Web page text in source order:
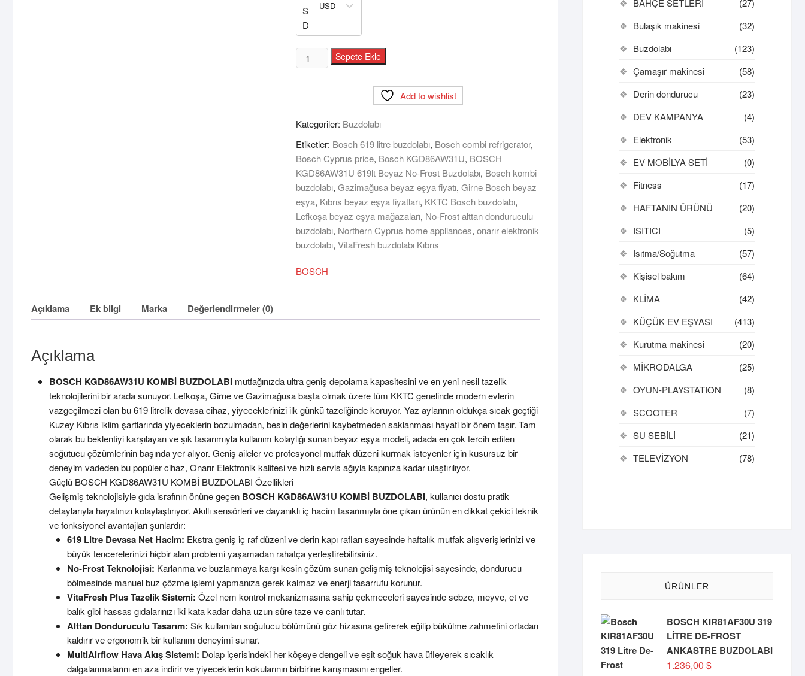
USD
BOSCH
KGD86AW31U
FROST
KOMBİ
BUZDOLABI
adet
Sepete Ekle
Add to wishlist
Kategoriler: Buzdolabı
Etiketler: Bosch 619 litre buzdolabı, Bosch combi refrigerator,
Bosch Cyprus price, Bosch KGD86AW31U, BOSCH
KGD86AW31U 619lt Beyaz No-Frost Buzdolabı, Bosch kombi
buzdolabı, Gazimağusa beyaz eşya fiyatı, Girne Bosch beyaz
eşya, Kıbrıs beyaz eşya fiyatları, KKTC Bosch buzdolabı,
Lefkoşa beyaz eşya mağazaları, No-Frost alttan donduruculu
buzdolabı, Northern Cyprus home appliances, onarır elektronik
buzdolabı, VitaFresh buzdolabı Kıbrıs
BOSCH
Açıklama Ek bilgi Marka Değerlendirmeler (0)
Açıklama
BOSCH KGD86AW31U KOMBİ BUZDOLABI mutfağınızda ultra geniş depolama kapasitesini ve en yeni nesil tazelik
teknolojilerini bir arada sunuyor. Lefkoşa, Girne ve Gazimağusa başta olmak üzere tüm KKTC genelinde modern evlerin
vazgeçilmezi olan bu 619 litrelik devasa cihaz, yiyeceklerinizi ilk günkü tazeliğinde koruyor. Yaz aylarının oldukça sıcak geçtiği
Kuzey Kıbrıs iklim şartlarında yiyeceklerin bozulmadan, besin değerlerini kaybetmeden saklanması hayati bir önem taşır. Tam
olarak bu beklentiyi karşılayan ve şık tasarımıyla kullanım kolaylığı sunan beyaz eşya modeli, adada en çok tercih edilen
soğutucu çözümlerinin başında yer alıyor. Geniş aileler ve profesyonel mutfak düzeni kurmak isteyenler için kusursuz bir
deneyim vadeden bu popüler cihaz, Onarır Elektronik kalitesi ve hızlı servis ağıyla kapınıza kadar ulaştırılıyor.
Güçlü BOSCH KGD86AW31U KOMBİ BUZDOLABI Özellikleri
Gelişmiş teknolojisiyle gıda israfının önüne geçen BOSCH KGD86AW31U KOMBİ BUZDOLABI, kullanıcı dostu pratik
detaylarıyla hayatınızı kolaylaştırıyor. Akıllı sensörleri ve dayanıklı iç hacim tasarımıyla öne çıkan ürünün en dikkat çekici teknik
ve fonksiyonel avantajları şunlardır:
619 Litre Devasa Net Hacim: Ekstra geniş iç raf düzeni ve derin kapı rafları sayesinde haftalık mutfak alışverişlerinizi ve
büyük tencerelerinizi hiçbir alan problemi yaşamadan rahatça yerleştirebilirsiniz.
No-Frost Teknolojisi: Karlanma ve buzlanmaya karşı kesin çözüm sunan gelişmiş teknolojisi sayesinde, dondurucu
bölmesinde manuel buz çözme işlemi yapmanıza gerek kalmaz ve enerji tasarrufu korunur.
VitaFresh Plus Tazelik Sistemi: Özel nem kontrol mekanizmasına sahip çekmeceleri sayesinde sebze, meyve, et ve
balık gibi hassas gıdalarınızı iki kata kadar daha uzun süre taze ve canlı tutar.
Alttan Donduruculu Tasarım: Sık kullanılan soğutucu bölümünü göz hizasına getirerek eğilip bükülme zahmetini ortadan
kaldırır ve ergonomik bir kullanım deneyimi sunar.
MultiAirflow Hava Akış Sistemi: Dolap içerisindeki her köşeye dengeli ve eşit soğuk hava üfleyerek sıcaklık
dalgalanmalarını en aza indirir ve yiyeceklerin kokularının birbirine karışmasını engeller.
BAHÇE SETLERİ
(27)
Bulaşık makinesi
(32)
Buzdolabı
(123)
Çamaşır makinesi
(58)
Derin dondurucu
(23)
DEV KAMPANYA
(4)
Elektronik
(53)
EV MOBİLYA SETİ
(0)
Fitness
(17)
HAFTANIN ÜRÜNÜ
(20)
ISITICI
(5)
Isıtma/Soğutma
(57)
Kişisel bakım
(64)
KLİMA
(42)
KÜÇÜK EV EŞYASI
(413)
Kurutma makinesi
(20)
MİKRODALGA
(25)
OYUN-PLAYSTATION
(8)
SCOOTER
(7)
SU SEBİLİ
(21)
TELEVİZYON
(78)
ÜRÜNLER
BOSCH KIR81AF30U 319
LİTRE DE-FROST
ANKASTRE BUZDOLABI
1.236,00 $